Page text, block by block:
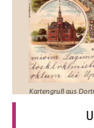
Kartengruß aus